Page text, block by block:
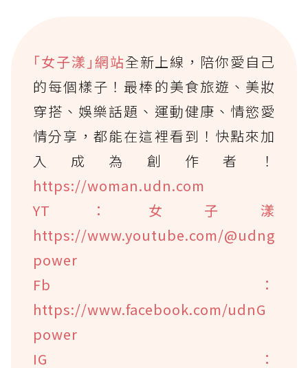
｢女子漾｣網站全新上線，陪你愛自己
的每個樣子！最棒的美食旅遊、美妝
穿搭、娛樂話題、運動健康、情慾愛
情分享，都能在這裡看到！快點來加
入成為創作者！
https://woman.udn.com
YT：女子漾
https://www.youtube.com/@udng
power
Fb：
https://www.facebook.com/udnG
power
IG：